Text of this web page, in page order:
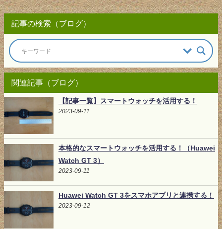
記事の検索（ブログ）
関連記事（ブログ）
【記事一覧】スマートウォッチを活用する！
2023-09-11
本格的なスマートウォッチを活用する！（Huawei
Watch GT 3）
2023-09-11
Huawei Watch GT 3をスマホアプリと連携する！
2023-09-12